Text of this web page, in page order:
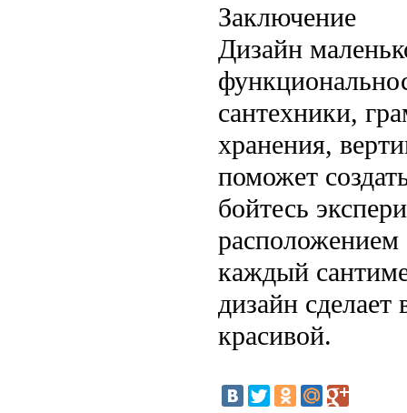
Заключение
Дизайн
сантехники,
хранения,
поможет
бойтесь
каждый
дизайн
красивой.